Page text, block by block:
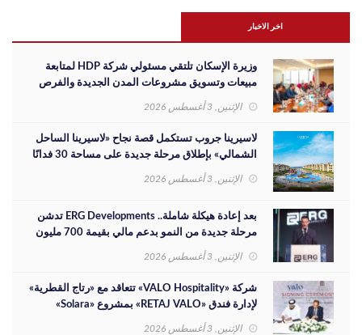
اخر الاخبار
وزيرة الإسكان تلتقي مسئولي شركة HDP لمتابعة
مبيعات وتسويق مشروعات المدن الجديدة والفرص
الإثنين, 3 أغسطس 2026
لاسيرينا جروب تستكمل قصة نجاح «لاسيرينا الساحل
الشمالي» بإطلاق مرحلة جديدة على مساحة 30 فدانًا
الإثنين, 3 أغسطس 2026
بعد إعادة هيكلة شاملة.. ERG Developments تدشن
مرحلة جديدة من النمو بدعم مالي بقيمة 700 مليون
الإثنين, 3 أغسطس 2026
شركة «VALO Hospitality» تتعاقد مع «رتاج القطرية»
لإدارة فندق «RETAJ VALO» بمشروع «Solara»
الإثنين, 3 أغسطس 2026